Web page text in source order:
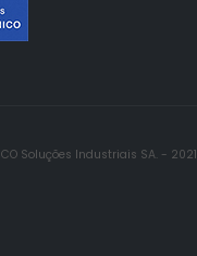
Soluções Industriais SA. - 2021